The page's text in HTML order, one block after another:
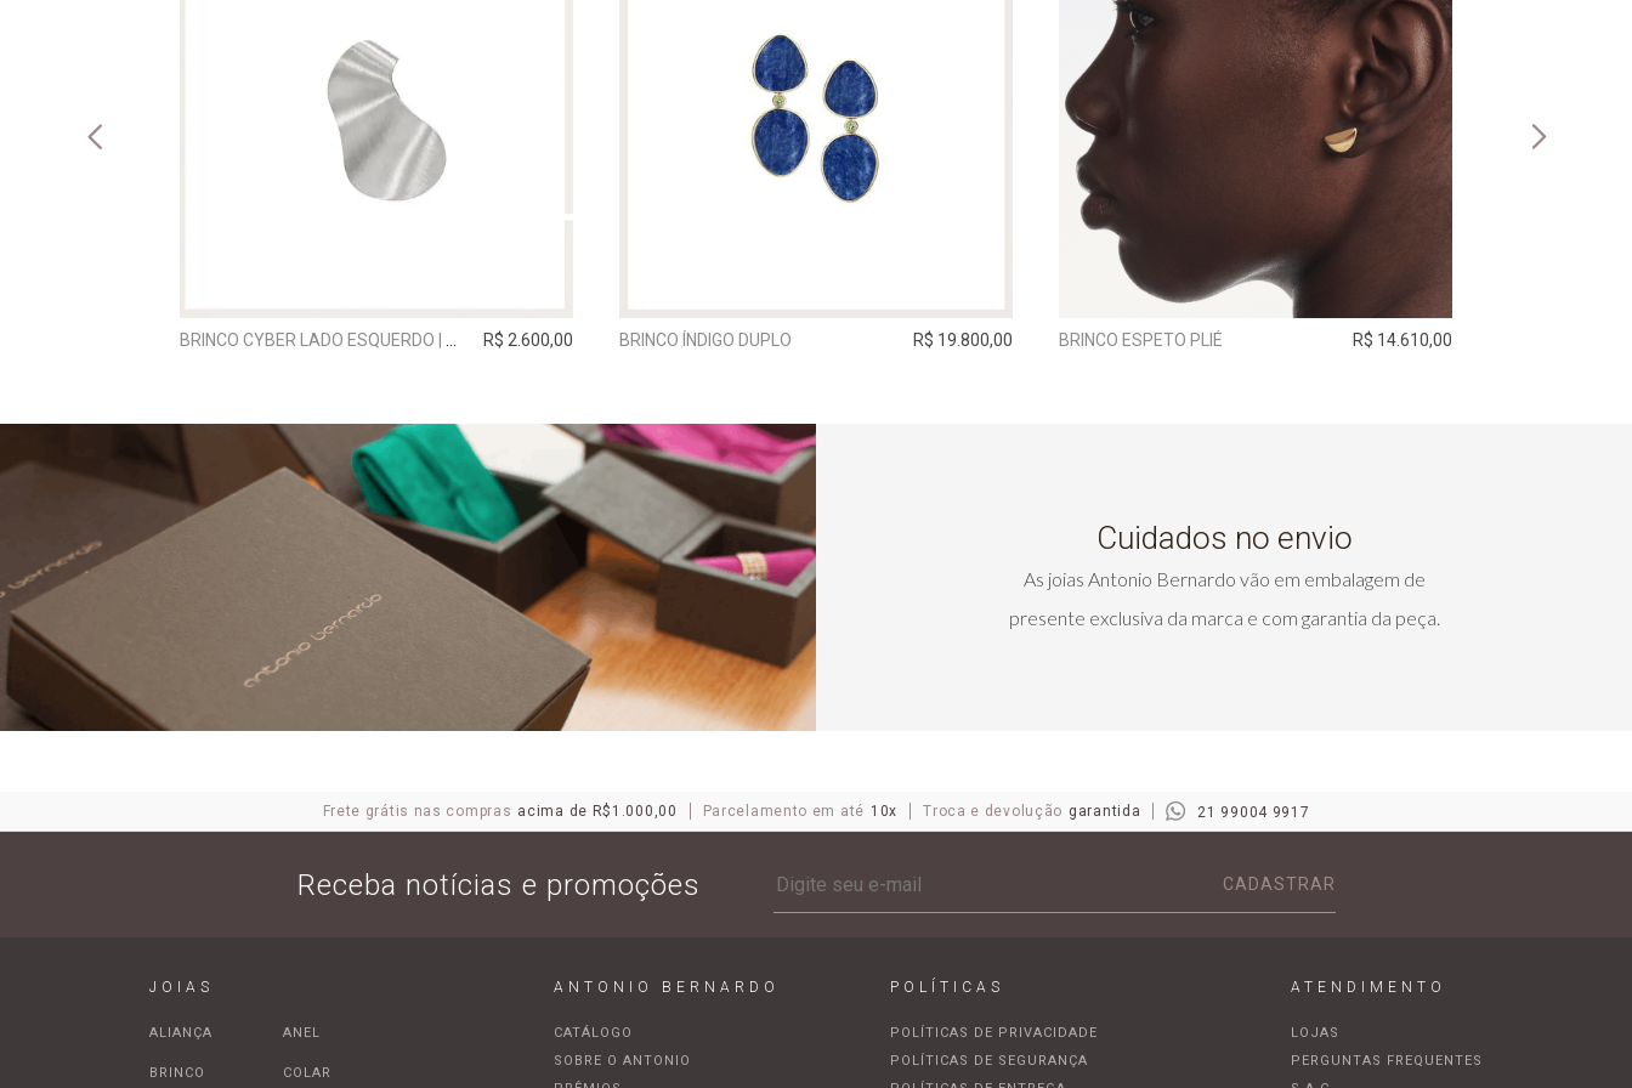
R$ 2.600,00 BRINCO ÍNDIGO DUPLO R$ 19.800,00 BRINCO ESPETO PLIÉ R$ 14.610,00
Cuidados no envio
As joias Antonio Bernardo vão em embalagem de
presente exclusiva da marca e com garantia da peça.
Frete grátis nas compras acima de R$1.000,00 Parcelamento em até 10x Troca e devolução garantida 21 99004 9917
Receba notícias e promoções CADASTRAR
JOIAS
ALIANÇA ANEL
BRINCO COLAR
ANTONIO BERNARDO
CATÁLOGO
SOBRE O ANTONIO
POLÍTICAS
POLÍTICAS DE PRIVACIDADE
POLÍTICAS DE SEGURANÇA
ATENDIMENTO
LOJAS
PERGUNTAS FREQUENTES